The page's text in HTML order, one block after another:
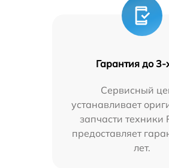
Гарантия до 3-
Сервисный
устанавливает
запчасти техники
предоставляет
лет.